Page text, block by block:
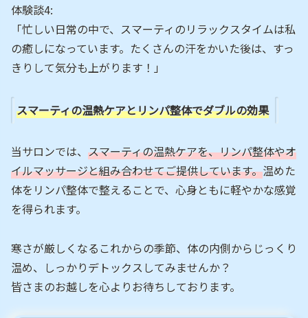
体験談4:
「忙しい日常の中で、スマーティのリラックスタイムは私
の癒しになっています。たくさんの汗をかいた後は、すっ
きりして気分も上がります！」
スマーティの温熱ケアとリンパ整体でダブルの効果
当サロンでは、 スマーティの温熱ケアを、リンパ整体やオ
イルマッサージと組み合わせてご提供しています。温めた
体をリンパ整体で整えることで、心身ともに軽やかな感覚
を得られます。
寒さが厳しくなるこれからの季節、体の内側からじっくり
温め、しっかりデトックスしてみませんか？
皆さまのお越しを心よりお待ちしております。